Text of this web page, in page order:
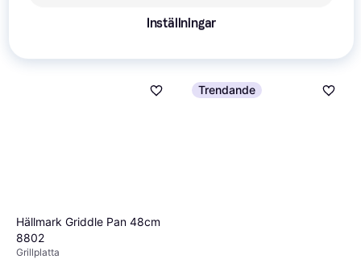
Hällmark Griddle Pan 48cm
8802
Grillplatta
Trendande
Inställningar